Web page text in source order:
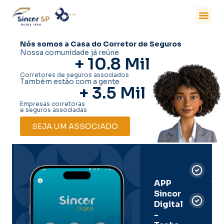
Nós somos a Casa do Corretor de Seguros
Nossa comunidade já reúne
+ 10.8 Mil
Corretores de seguros associados
Também estão com a gente
+ 3.5 Mil
Empresas corretoras
e seguros associadas
SEJA UM ASSOCIADO
APP
Sincor
Digital
-